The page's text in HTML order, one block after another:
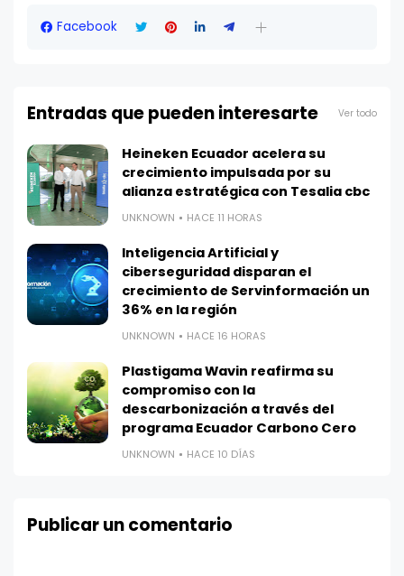
Facebook
Entradas que pueden interesarte Ver todo
Heineken Ecuador acelera su
crecimiento impulsada por su
alianza estratégica con Tesalia cbc
UNKNOWN HACE 11 HORAS
Inteligencia Artificial y
ciberseguridad disparan el
crecimiento de Servinformación un
36% en la región
UNKNOWN HACE 16 HORAS
Plastigama Wavin reafirma su
compromiso con la
descarbonización a través del
programa Ecuador Carbono Cero
UNKNOWN HACE 10 DÍAS
Publicar un comentario